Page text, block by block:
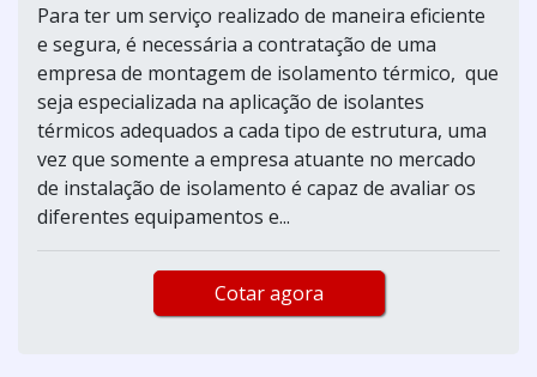
Para ter um serviço realizado de maneira eficiente
e segura, é necessária a contratação de uma
empresa de montagem de isolamento térmico, que
seja especializada na aplicação de isolantes
térmicos adequados a cada tipo de estrutura, uma
vez que somente a empresa atuante no mercado
de instalação de isolamento é capaz de avaliar os
diferentes equipamentos e...
Cotar agora